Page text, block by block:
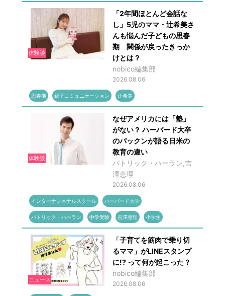
体験談
「2年間ほとんど会話な
し」5児のママ・辻希美さ
んも悩んだ子どもの思春
期 関係が戻ったきっか
けとは？
nobico編集部
2026.08.06
思春期 親子コミュニケーション 辻希美
体験談
なぜアメリカには「塾」
がない？ ハーバード大卒
のパックンが語る日米の
教育の違い
パトリック・ハーラン,吉
澤恵理
2026.08.06
インターナショナルスクール ハーバード大学
パトリック・ハーラン 中学受験 吉澤恵理 小学生
ニュース
「子育てを筋肉で乗り切
るママ」がLINEスタンプ
に!? って何が起こった？
nobico編集部
2026.08.06